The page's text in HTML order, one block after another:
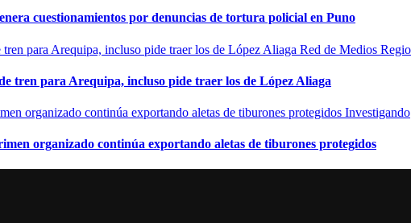
cuestionamientos por denuncias de tortura policial en Puno
Red de Medios
tren para Arequipa, incluso pide traer los de López Aliaga
Investigando
organizado continúa exportando aletas de tiburones protegidos